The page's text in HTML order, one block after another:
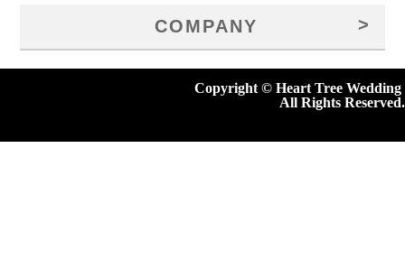
COMPANY >
Copyright © Heart Tree Wedding
All Rights Reserved.